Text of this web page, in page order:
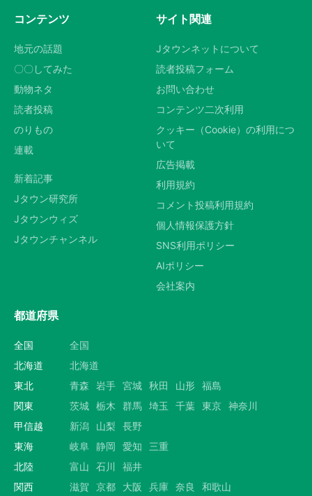
コンテンツ
地元の話題
〇〇してみた
動物ネタ
読者投稿
のりもの
連載
新着記事
Jタウン研究所
Jタウンウィズ
Jタウンチャンネル
サイト関連
Jタウンネットについて
読者投稿フォーム
お問い合わせ
コンテンツ二次利用
クッキー（Cookie）の利用につ
いて
広告掲載
利用規約
コメント投稿利用規約
個人情報保護方針
SNS利用ポリシー
AIポリシー
会社案内
都道府県
全国
全国
北海道
北海道
東北
青森 岩手 宮城 秋田 山形 福島
関東
茨城 栃木 群馬 埼玉 千葉 東京 神奈川
甲信越
新潟 山梨
長野
東海
岐阜 静岡 愛知
三重
北陸
富山 石川
福井
関西
滋賀 京都 大阪 兵庫 奈良 和歌山